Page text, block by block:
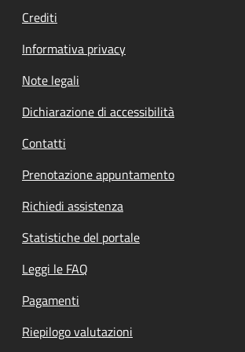
Crediti
Informativa privacy
Note legali
Dichiarazione di accessibilità
Contatti
Prenotazione appuntamento
Richiedi assistenza
Statistiche del portale
Leggi le FAQ
Pagamenti
Riepilogo valutazioni